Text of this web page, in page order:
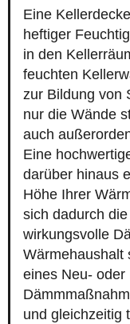
Eine
heftiger
in den
feuchten
zur Bildung von
nur die Wände
auch
Eine
darüber hinaus
Höhe Ihrer
sich dadurch
wirkungsvolle
Wärmehaushalt
eines Neu-
und gleichzeitig